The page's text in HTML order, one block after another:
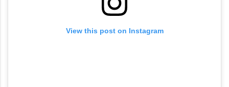
View this post on Instagram